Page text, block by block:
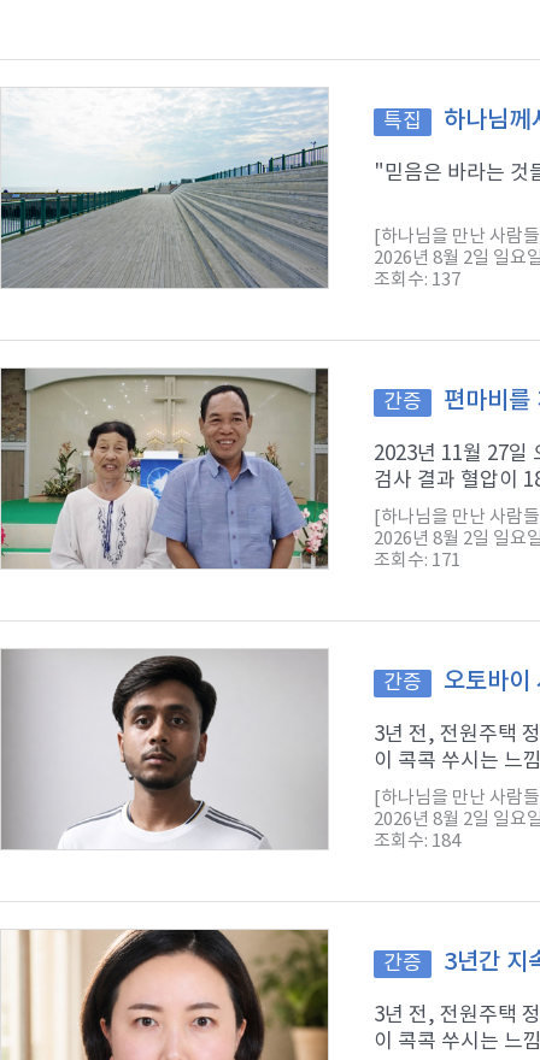
특집 하나님께
"믿음은 바라는 것
[하나님을 만난 사람
2026년 8월 2일 일요
조회수: 137
간증 편마비를
2023년 11월 27일
검사 결과 혈압이
[하나님을 만난 사람
2026년 8월 2일 일요
조회수: 171
간증 오토바이
3년 전, 전원주택
이 콕콕 쑤시는 느
[하나님을 만난 사람
2026년 8월 2일 일요
조회수: 184
간증 3년간 지
3년 전, 전원주택
이 콕콕 쑤시는 느